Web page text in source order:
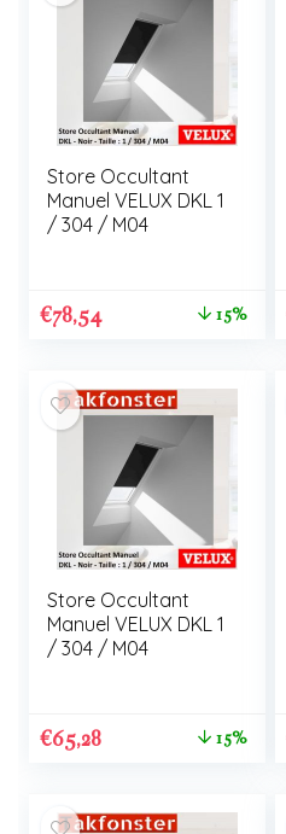
Store Occultant
Manuel VELUX DKL 1
/ 304 / M04
€78,54 15%
Store Occultant
Manuel VELUX DKL 1
/ 304 / M04
€65,28 15%